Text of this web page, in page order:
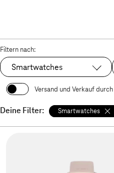
Filtern nach:
Ausgewählt:
Smartwatches
Versand und Verkauf
Deine Filter: Smartwatches